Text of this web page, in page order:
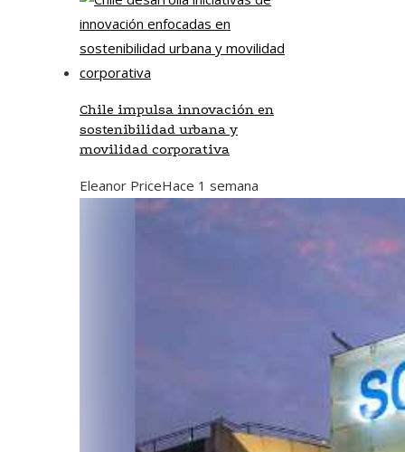
Chile impulsa innovación en
sostenibilidad urbana y
movilidad corporativa
Eleanor PriceHace 1 semana